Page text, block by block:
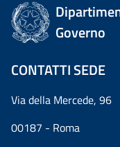
Governo
CONTATTI SEDE
Via della Mercede, 96
00187 - Roma